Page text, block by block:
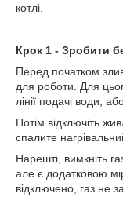
котлі.
Крок 1 - Зробити
Перед початком
для роботи. Для
лінії подачі води,
Потім відключіть
спалите
Нарешті, вимкніть
але є додатковою
відключено, газ не